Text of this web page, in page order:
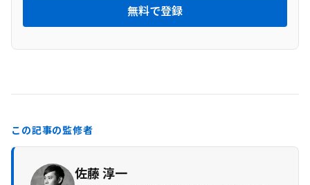
無料で登録
この記事の監修者
佐藤 淳一